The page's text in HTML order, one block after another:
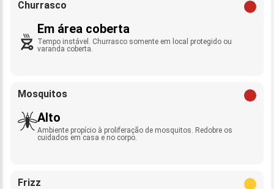
Churrasco
Em área coberta
Tempo instável. Churrasco somente em local protegido ou
varanda coberta.
Mosquitos
Alto
Ambiente propício à proliferação de mosquitos. Redobre os
cuidados em casa e no corpo.
Frizz